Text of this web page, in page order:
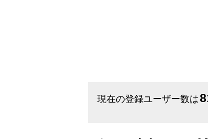
現在の登録ユーザー数は